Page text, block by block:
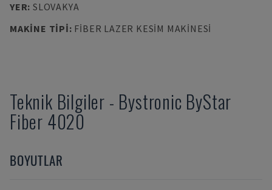
YER: SLOVAKYA
MAKINE TIPI: FIBER LAZER KESIM MAKINESI
Teknik Bilgiler - Bystronic ByStar
Fiber 4020
BOYUTLAR